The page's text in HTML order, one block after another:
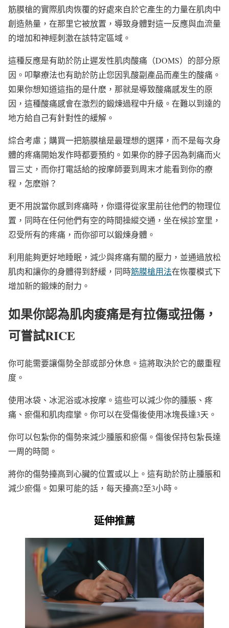
筋膜槍的實際肌肉恢覆的好處來自於它產生的力量在肌肉中
創造熱量，在那里它被放置，導致身體對這一反應與血流量
的增加和神經刺激在該特定區域。
這種反應是有助於防止遲发性肌肉酸痛（DOMS）的部分原
因。叩擊療法也有助於防止您因乳酸副產品而產生的酸痛。
如果你想知道這指的是什麽，那就是導致酸痛感发生的原
因，這種酸痛感會在激烈的鍛煉過程中升級。在難以到達的
地方給自己有針對性的緩解。
綜合考慮；購買一把筋膜槍是最理想的選擇，而不是每次身
體的疼痛開始发作時都要預約。如果你的脖子因為刺痛而火
冒三丈，而你打電話給的按摩師要到周末才能看到你的療
程，怎麽辦？
更不用說當你感到疼痛時，你還得從家里前往他們的物理位
置，同時在任何他們有空的時間操縱交通，坐在候診室里，
忍受所有的疼痛，而你卻可以鍛煉身體。
利用能夠更好地睡眠，減少與疼痛有關的壓力，並通過放松
肌肉和讓你的身體得到舒緩，同時筋膜槍用法在恢覆模式下
增加新的鍛煉的耐力。
如果你認為肌肉痠痛是有拉傷或扭傷，
可嘗試RICE
你可能需要讓傷勢全部或部分休息。這將取決於它的嚴重程
度。
使用冰袋、冰泥浴或冰按摩。這些可以減少你的腫脹、疼
痛、瘀傷和肌肉痙攣。你可以在受傷後使用冰塊長達3天。
你可以包紮你的傷勢來減少腫脹和瘀傷。傷後保持包紮長達
一周的時間。
將你的傷勢擡高到心臟的位置或以上。這有助於防止腫脹和
減少瘀傷。如果可能的話，每天擡高2至3小時。
延伸推薦